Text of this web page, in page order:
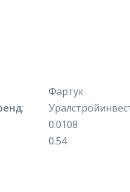
Фартук
:
0.0108
0.54